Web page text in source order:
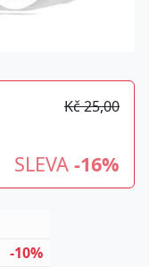
Kč 25,00
SLEVA -16%
-10%